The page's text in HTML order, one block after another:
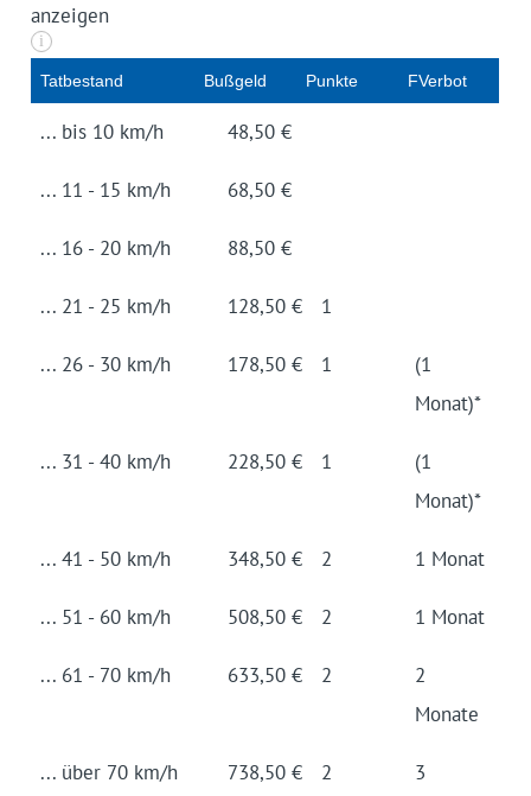
anzeigen
i
Tat­be­stand Buß­geld Punk­te FVerbot
... bis 10 km/h 48,50 €
... 11 - 15 km/h 68,50 €
... 16 - 20 km/h 88,50 €
... 21 - 25 km/h 128,50 € 1
... 26 - 30 km/h 178,50 € 1
(1
Monat)*
... 31 - 40 km/h 228,50 € 1
(1
Monat)*
... 41 - 50 km/h 348,50 € 2 1 Monat
... 51 - 60 km/h 508,50 € 2 1 Monat
... 61 - 70 km/h 633,50 € 2
2
Monate
... über 70 km/h 738,50 € 2
3